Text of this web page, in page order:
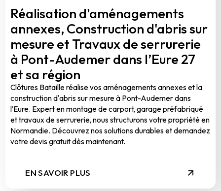
Réalisation d'aménagements
annexes, Construction d'abris sur
mesure et Travaux de serrurerie
à Pont-Audemer dans l’Eure 27
et sa région
Clôtures Bataille réalise vos aménagements annexes et la
construction d'abris sur mesure à Pont-Audemer dans
l’Eure. Expert en montage de carport, garage préfabriqué
et travaux de serrurerie, nous structurons votre propriété en
Normandie. Découvrez nos solutions durables et demandez
votre devis gratuit dès maintenant.
EN SAVOIR PLUS